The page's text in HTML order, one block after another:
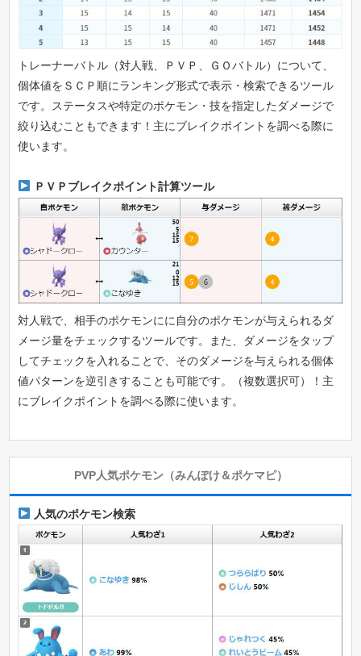
トレーナーバトル（対人戦、ＰＶＰ、ＧＯバトル）について、
個体値をＳＣＰ順にランキング形式で表示・検索できるツール
です。ステータスや特定のポケモン・技を指定したダメージで
絞り込むこともできます！主にブレイクポイントを調べる際に
使います。
ＰＶＰブレイクポイント計算ツール
対人戦で、相手のポケモンにに自分のポケモンが与えられるダ
メージ量をチェックするツールです。また、ダメージをタップ
してチェックを入れることで、そのダメージを与えられる個体
値パターンを逆引きすることも可能です。（複数選択可）！主
にブレイクポイントを調べる際に使います。
PVP人気ポケモン（みんぽけ＆ポケマピ）
人気のポケモン検索